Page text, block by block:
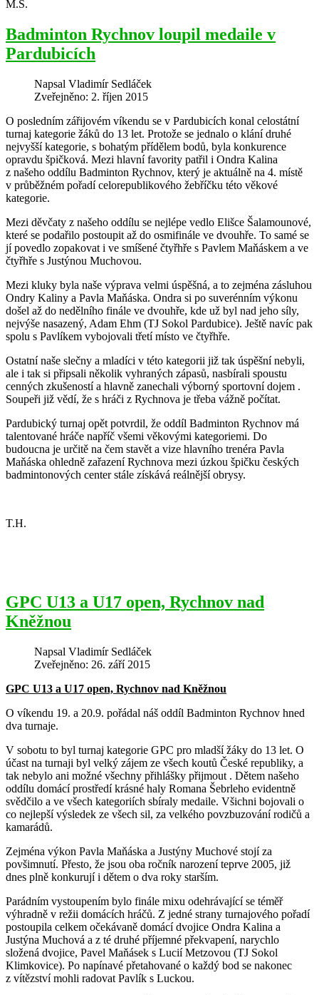
M.S.
Badminton Rychnov loupil medaile v
Pardubicích
Napsal Vladimír Sedláček
Zveřejněno: 2. říjen 2015
O posledním zářijovém víkendu se v Pardubicích konal celostátní
turnaj kategorie žáků do 13 let. Protože se jednalo o klání druhé
nejvyšší kategorie, s bohatým přídělem bodů, byla konkurence
opravdu špičková. Mezi hlavní favority patřil i Ondra Kalina
z našeho oddílu Badminton Rychnov, který je aktuálně na 4. místě
v průběžném pořadí celorepublikového žebříčku této věkové
kategorie.
Mezi děvčaty z našeho oddílu se nejlépe vedlo Elišce Šalamounové,
které se podařilo postoupit až do osmifinále ve dvouhře. To samé se
jí povedlo zopakovat i ve smíšené čtyřhře s Pavlem Maňáskem a ve
čtyřhře s Justýnou Muchovou.
Mezi kluky byla naše výprava velmi úspěšná, a to zejména zásluhou
Ondry Kaliny a Pavla Maňáska. Ondra si po suverénním výkonu
došel až do nedělního finále ve dvouhře, kde už byl nad jeho síly,
nejvýše nasazený, Adam Ehm (TJ Sokol Pardubice). Ještě navíc pak
spolu s Pavlíkem vybojovali třetí místo ve čtyřhře.
Ostatní naše slečny a mladíci v této kategorii již tak úspěšní nebyli,
ale i tak si připsali několik vyhraných zápasů, nasbírali spoustu
cenných zkušeností a hlavně zanechali výborný sportovní dojem .
Soupeři již vědí, že s hráči z Rychnova je třeba vážně počítat.
Pardubický turnaj opět potvrdil, že oddíl Badminton Rychnov má
talentované hráče napříč všemi věkovými kategoriemi. Do
budoucna je určitě na čem stavět a vize hlavního trenéra Pavla
Maňáska ohledně zařazení Rychnova mezi úzkou špičku českých
badmintonových center stále získává reálnější obrysy.
T.H.
GPC U13 a U17 open, Rychnov nad
Kněžnou
Napsal Vladimír Sedláček
Zveřejněno: 26. září 2015
GPC U13 a U17 open, Rychnov nad Kněžnou
O víkendu 19. a 20.9. pořádal náš oddíl Badminton Rychnov hned
dva turnaje.
V sobotu to byl turnaj kategorie GPC pro mladší žáky do 13 let. O
účast na turnaji byl velký zájem ze všech koutů České republiky, a
tak nebylo ani možné všechny přihlášky přijmout . Dětem našeho
oddílu domácí prostředí krásné haly Romana Šebrleho evidentně
svědčilo a ve všech kategoriích sbíraly medaile. Všichni bojovali o
co nejlepší výsledek ze všech sil, za velkého povzbuzování rodičů a
kamarádů.
Zejména výkon Pavla Maňáska a Justýny Muchové stojí za
povšimnutí. Přesto, že jsou oba ročník narození teprve 2005, již
dnes plně konkurují i dětem o dva roky starším.
Parádním vystoupením bylo finále mixu odehrávající se téměř
výhradně v režii domácích hráčů. Z jedné strany turnajového pořadí
postoupila celkem očekávaně domácí dvojice Ondra Kalina a
Justýna Muchová a z té druhé příjemné překvapení, narychlo
složená dvojice, Pavel Maňásek s Lucií Metzovou (TJ Sokol
Klimkovice). Po napínavé přetahované o každý bod se nakonec
z vítězství mohli radovat Pavlík s Luckou.